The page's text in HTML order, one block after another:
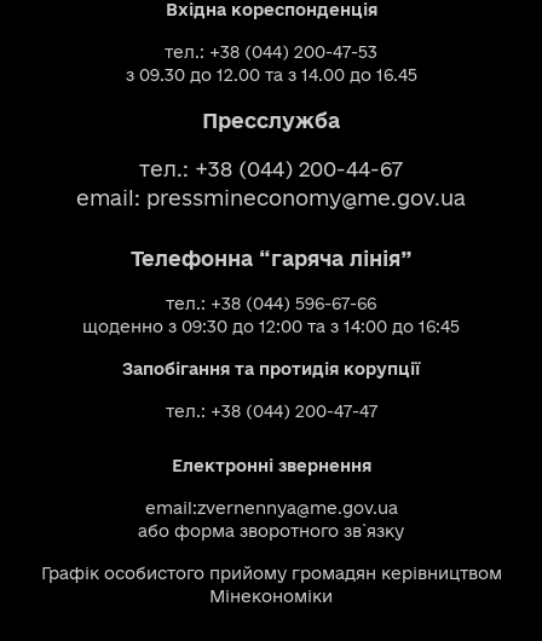
Вхідна кореспонденція
тел.: +38 (044) 200-47-53
з 09.30 до 12.00 та з 14.00 до 16.45
Пресслужба
тел.: +38 (044) 200-44-67
email: pressmineconomy@me.gov.ua
Телефонна “гаряча лінія”
тел.: +38 (044) 596-67-66
щоденно з 09:30 до 12:00 та з 14:00 до 16:45
Запобігання та протидія корупції
тел.: +38 (044) 200-47-47
Електронні звернення
email:zvernennya@me.gov.ua
або форма зворотного зв`язку
Графік особистого прийому громадян керівництвом
Мінекономіки